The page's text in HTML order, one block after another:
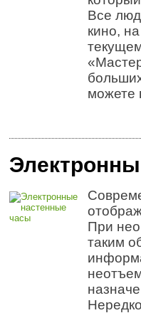
Все
кино,
можете
При
таким